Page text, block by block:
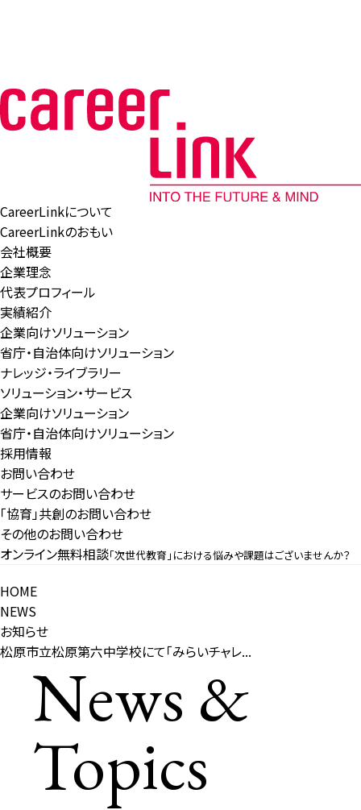
CareerLinkについて
CareerLinkのおもい
会社概要
企業理念
代表プロフィール
実績紹介
企業向けソリューション
省庁・自治体向けソリューション
ナレッジ・ライブラリー
ソリューション・サービス
企業向けソリューション
省庁・自治体向けソリューション
採用情報
お問い合わせ
サービスのお問い合わせ
「協育」共創のお問い合わせ
その他のお問い合わせ
オンライン無料相談「次世代教育」における悩みや課題はございませんか？
HOME
NEWS
お知らせ
松原市立松原第六中学校にて「みらいチャレ...
News &
Topics